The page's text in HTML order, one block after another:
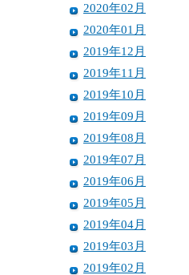
2020年02月
2020年01月
2019年12月
2019年11月
2019年10月
2019年09月
2019年08月
2019年07月
2019年06月
2019年05月
2019年04月
2019年03月
2019年02月